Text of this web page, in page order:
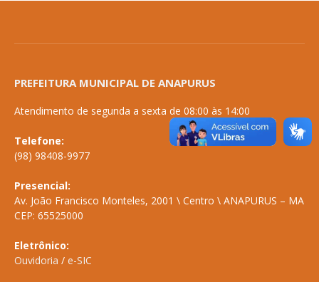
PREFEITURA MUNICIPAL DE ANAPURUS
Atendimento de segunda a sexta de 08:00 às 14:00
Telefone:
(98) 98408-9977
Presencial:
Av. João Francisco Monteles, 2001 \ Centro \ ANAPURUS – MA
CEP: 65525000
Eletrônico:
Ouvidoria / e-SIC